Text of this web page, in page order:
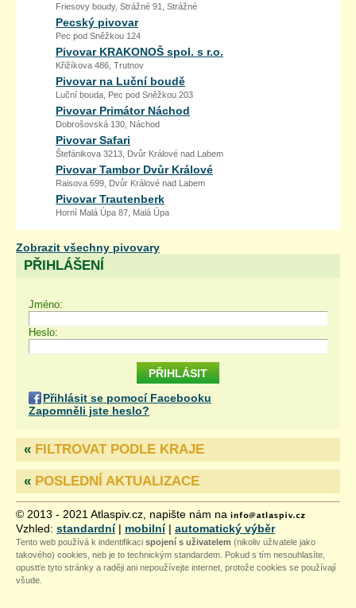
Friesovy boudy, Strážné 91, Strážné
Pecský pivovar
Pec pod Sněžkou 124
Pivovar KRAKONOŠ spol. s r.o.
Křižíkova 486, Trutnov
Pivovar na Luční boudě
Luční bouda, Pec pod Sněžkou 203
Pivovar Primátor Náchod
Dobrošovská 130, Náchod
Pivovar Safari
Štefánikova 3213, Dvůr Králové nad Labem
Pivovar Tambor Dvůr Králové
Raisova 699, Dvůr Králové nad Labem
Pivovar Trautenberk
Horní Malá Úpa 87, Malá Úpa
Zobrazit všechny pivovary
PŘIHLÁŠENÍ
Jméno:
Heslo:
Přihlásit se pomocí Facebooku
Zapomněli jste heslo?
« FILTROVAT PODLE KRAJE
« POSLEDNÍ AKTUALIZACE
© 2013 - 2021 Atlaspiv.cz, napište nám na
Vzhled: standardní| mobilní| automatický výběr
Tento web používá k indentifikaci spojení s uživatelem (nikoliv uživatele jako
takového) cookies, neb je to technickým standardem. Pokud s tím nesouhlasíte,
opustťe tyto stránky a raději ani nepoužívejte internet, protože cookies se používají
všude.